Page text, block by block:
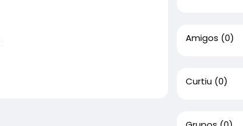
Amigos (0)
Curtiu (0)